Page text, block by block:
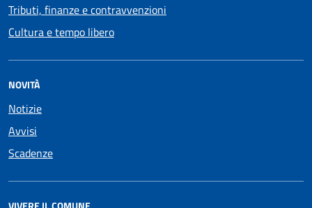
Tributi, finanze e contravvenzioni
Cultura e tempo libero
NOVITÀ
Notizie
Avvisi
Scadenze